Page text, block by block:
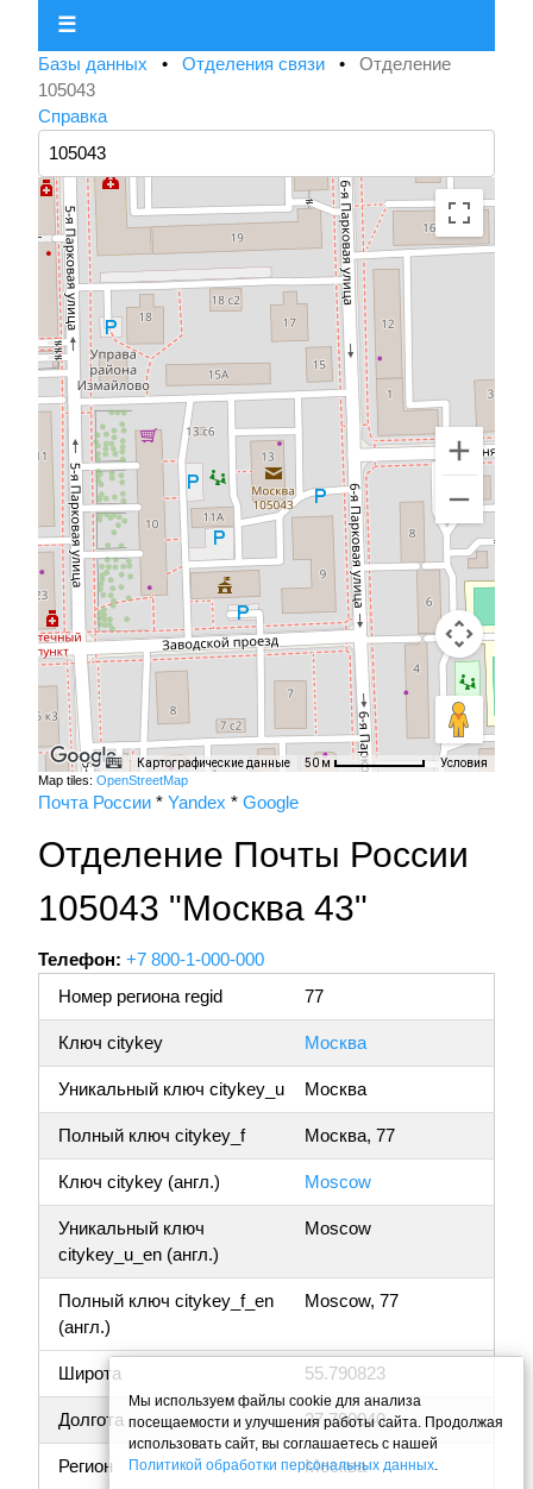
☰
Базы данных • Отделения связи • Отделение
105043
Справка
Картографические данные 50 м Условия
Map tiles: OpenStreetMap
Почта России * Yandex * Google
Отделение Почты России
105043 "Москва 43"
Телефон: +7 800-1-000-000
Номер региона regid
77
Ключ citykey Москва
Уникальный ключ citykey_u Москва
Полный ключ citykey_f Москва, 77
Ключ citykey (англ.) Moscow
Уникальный ключ
citykey_u_en (англ.)
Moscow
Полный ключ citykey_f_en
(англ.)
Moscow, 77
Широта 55.790823
Долгота 37.790040
Регион Москва
Мы используем файлы cookie для анализа
посещаемости и улучшения работы сайта. Продолжая
использовать сайт, вы соглашаетесь с нашей
Политикой обработки персональных данных.